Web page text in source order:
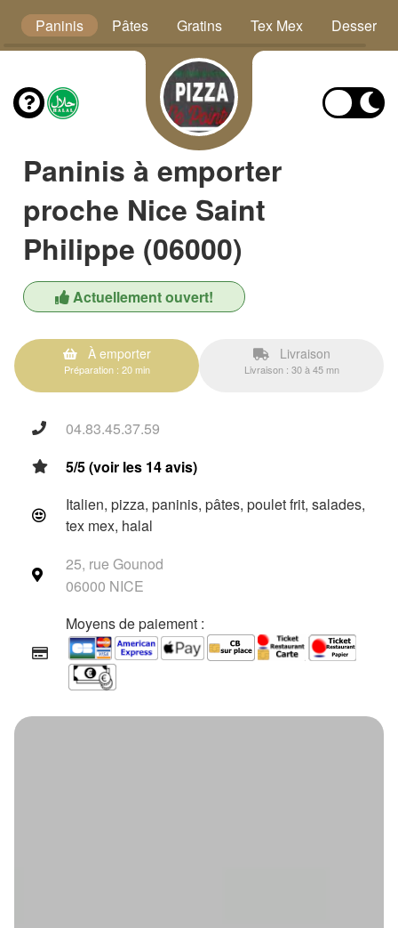
Paninis Pâtes Gratins Tex Mex Desserts
Paninis à emporter
proche Nice Saint
Philippe (06000)
Actuellement ouvert!
À emporter
Préparation : 20 min
Livraison
Livraison : 30 à 45 mn
04.83.45.37.59
5/5 (voir les 14 avis)
Italien, pizza, paninis, pâtes, poulet frit, salades,
tex mex, halal
25, rue Gounod
06000 NICE
Moyens de paiement :